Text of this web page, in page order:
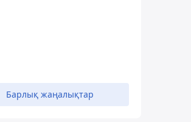
Барлық жаңалықтар